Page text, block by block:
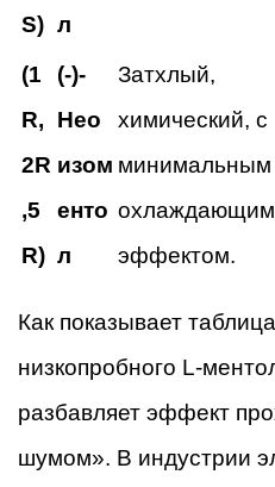
S) л
(1
R,
2R
,5
R)
(-)-
Нео
изом
енто
л
Затхлый,
химический, с
минимальным
охлаждающим
эффектом.
Как показывает
низкопробного L-
разбавляет эффект
шумом». В индустрии